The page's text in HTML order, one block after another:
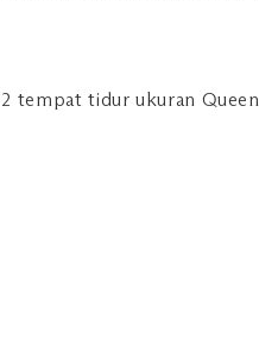
tempat tidur ukuran Queen